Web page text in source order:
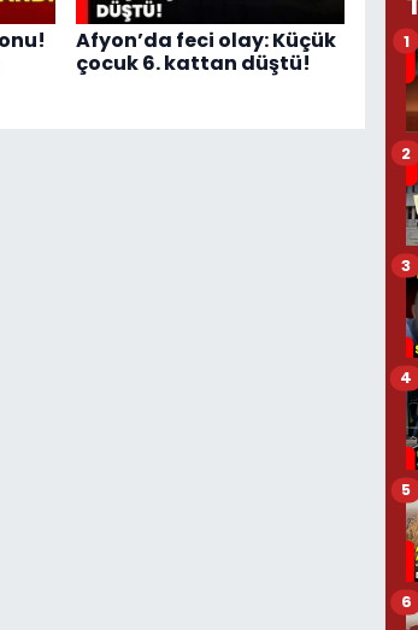
Afyon’da feci olay: Küçük
çocuk 6. kattan düştü!
1
2
3
4
5
6